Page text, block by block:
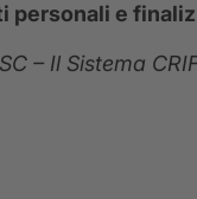
personali e
– Il Sistema